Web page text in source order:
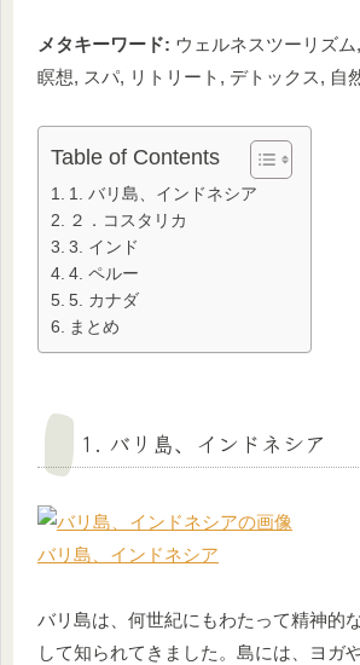
メタキーワード: ウェルネスツーリズ
瞑想, スパ, リトリート, デトックス, 自
Table of Contents
1. バリ島、インドネシア
２．コスタリカ
3. インド
4. ペルー
5. カナダ
まとめ
1. バリ島、インドネシア
バリ島、インドネシア
バリ島は、何世紀にもわたって精神的
して知られてきました。島には、ヨガ